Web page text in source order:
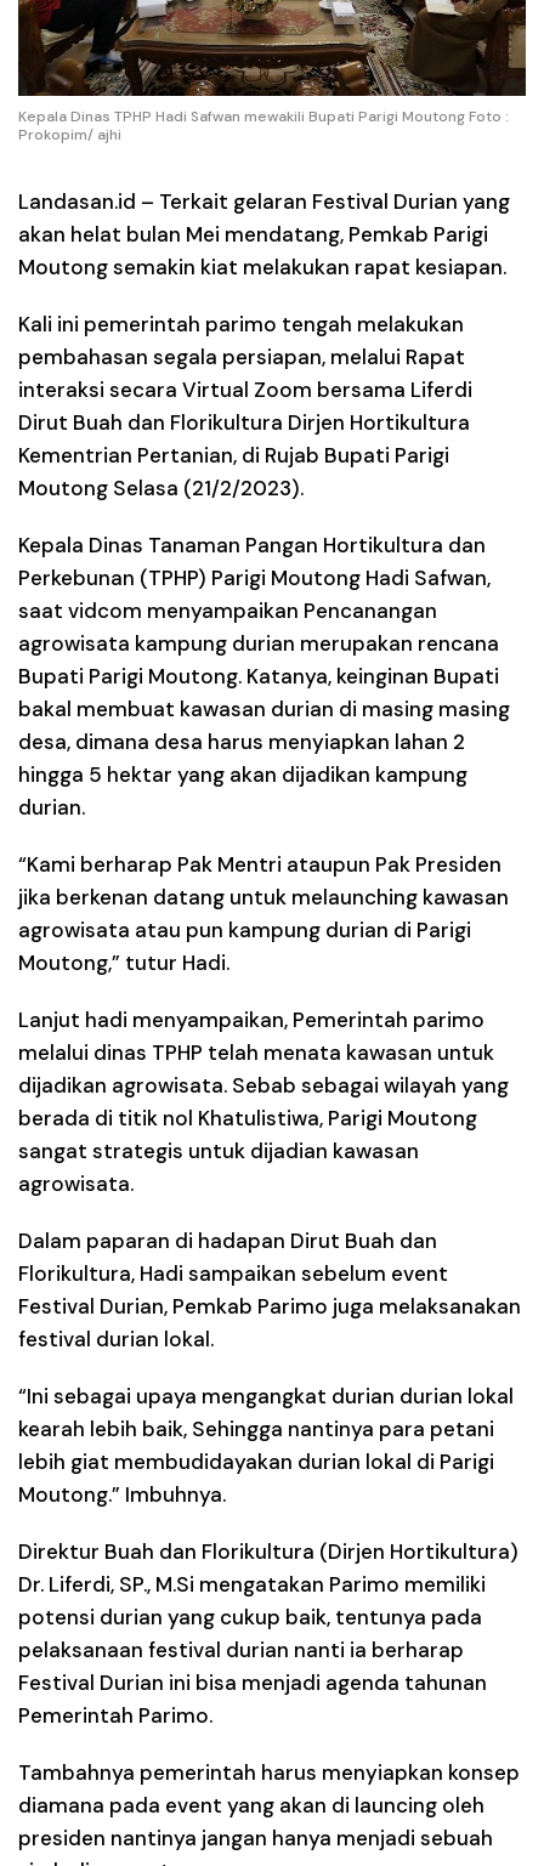
Kepala Dinas TPHP Hadi Safwan mewakili Bupati Parigi Moutong Foto :
Prokopim/ ajhi
Landasan.id – Terkait gelaran Festival Durian yang
akan helat bulan Mei mendatang, Pemkab Parigi
Moutong semakin kiat melakukan rapat kesiapan.
Kali ini pemerintah parimo tengah melakukan
pembahasan segala persiapan, melalui Rapat
interaksi secara Virtual Zoom bersama Liferdi
Dirut Buah dan Florikultura Dirjen Hortikultura
Kementrian Pertanian, di Rujab Bupati Parigi
Moutong Selasa (21/2/2023).
Kepala Dinas Tanaman Pangan Hortikultura dan
Perkebunan (TPHP) Parigi Moutong Hadi Safwan,
saat vidcom menyampaikan Pencanangan
agrowisata kampung durian merupakan rencana
Bupati Parigi Moutong. Katanya, keinginan Bupati
bakal membuat kawasan durian di masing masing
desa, dimana desa harus menyiapkan lahan 2
hingga 5 hektar yang akan dijadikan kampung
durian.
“Kami berharap Pak Mentri ataupun Pak Presiden
jika berkenan datang untuk melaunching kawasan
agrowisata atau pun kampung durian di Parigi
Moutong,” tutur Hadi.
Lanjut hadi menyampaikan, Pemerintah parimo
melalui dinas TPHP telah menata kawasan untuk
dijadikan agrowisata. Sebab sebagai wilayah yang
berada di titik nol Khatulistiwa, Parigi Moutong
sangat strategis untuk dijadian kawasan
agrowisata.
Dalam paparan di hadapan Dirut Buah dan
Florikultura, Hadi sampaikan sebelum event
Festival Durian, Pemkab Parimo juga melaksanakan
festival durian lokal.
“Ini sebagai upaya mengangkat durian durian lokal
kearah lebih baik, Sehingga nantinya para petani
lebih giat membudidayakan durian lokal di Parigi
Moutong.” Imbuhnya.
Direktur Buah dan Florikultura (Dirjen Hortikultura)
Dr. Liferdi, SP., M.Si mengatakan Parimo memiliki
potensi durian yang cukup baik, tentunya pada
pelaksanaan festival durian nanti ia berharap
Festival Durian ini bisa menjadi agenda tahunan
Pemerintah Parimo.
Tambahnya pemerintah harus menyiapkan konsep
diamana pada event yang akan di launcing oleh
presiden nantinya jangan hanya menjadi sebuah